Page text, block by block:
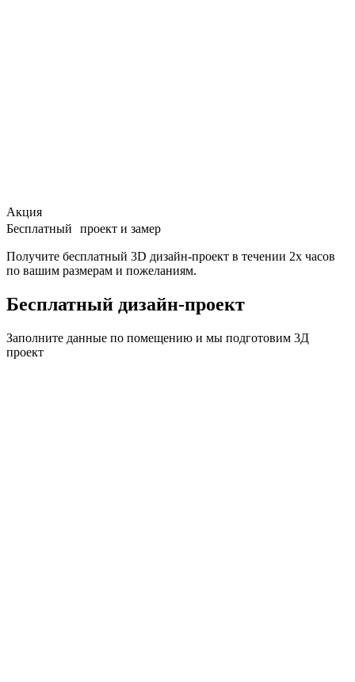
Акция
Бесплатный проект и замер
Получите бесплатный 3D дизайн-проект в течении 2х часов
по вашим размерам и пожеланиям.
Бесплатный дизайн-проект
Заполните данные по помещению и мы подготовим 3Д
проект